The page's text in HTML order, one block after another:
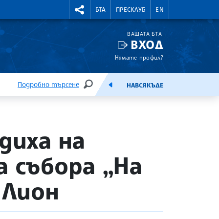
КУРСОВЕ RIGHTMENU.SOCIAL
БТА ПРЕСКЛУБ EN
ВАШАТА БТА
ВХОД
Нямате профил?
Подробно търсене
ТЪРСЕНЕЕМИСИЯНАВСЯКЪДЕ
на
събора „На